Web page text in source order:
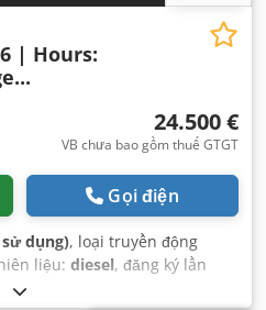
| Hours:
24.500 €
VB chưa bao gồm thuế GTGT
Gọi điện
dụng), loại truyền động
liệu: diesel, đăng ký lần
2016